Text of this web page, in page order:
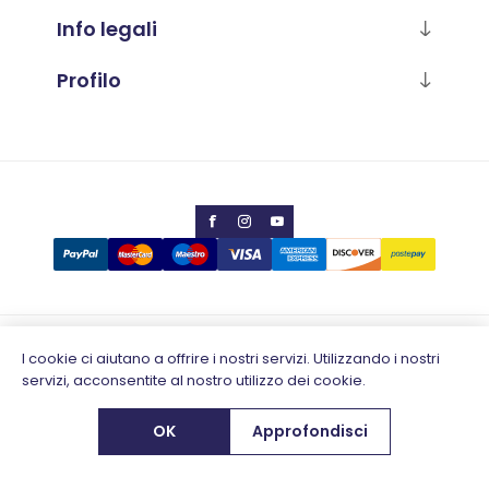
Info legali
Profilo
Copyright © 2026 Calabria Luana
Partita IVA 02796930648
Designed bye-direct.it
Powered by
nopCommerce
I cookie ci aiutano a offrire i nostri servizi. Utilizzando i nostri
servizi, acconsentite al nostro utilizzo dei cookie.
OK Approfondisci